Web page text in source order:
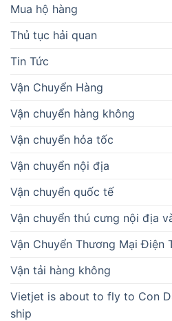
Mua hộ hàng
Thủ tục hải quan
Tin Tức
Vận Chuyển Hàng
Vận chuyển hàng không
Vận chuyển hỏa tốc
Vận chuyển nội địa
Vận chuyển quốc tế
Vận chuyển thú cưng nội địa
Vận Chuyển Thương Mại Điện
Vận tải hàng không
Vietjet is about to fly to Con
ship